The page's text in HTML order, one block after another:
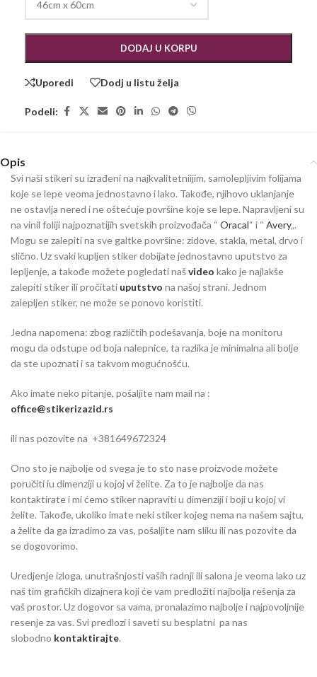
DODAJ U KORPU
Uporedi Dodj u listu želja
Podeli:
Opis
Svi naši stikeri su izrađeni na najkvalitetniijim, samolepljivim folijama
koje se lepe veoma jednostavno i lako. Takođe, njihovo uklanjanje
ne ostavlja nered i ne oštećuje površine koje se lepe. Napravljeni su
na vinil foliji najpoznatijih svetskih proizvođača “ Oracal“ i “ Avery„.
Mogu se zalepiti na sve galtke površine: zidove, stakla, metal, drvo i
slično. Uz svaki kupljen stiker dobijate jednostavno uputstvo za
lepljenje, a takođe možete pogledati našvideo kako je najlakše
zalepiti stiker ili pročitati uputstvo na našoj strani. Jednom
zalepljen stiker, ne može se ponovo koristiti.
Jedna napomena: zbog različtih podešavanja, boje na monitoru
mogu da odstupe od boja nalepnice, ta razlika je minimalna ali bolje
da ste upoznati i sa takvom mogućnošću.
Ako imate neko pitanje, pošaljite nam mail na :
office@stikerizazid.rs
ili nas pozovite na +381649672324
Ono sto je najbolje od svega je to sto nase proizvode možete
poručiti iu dimenziji u kojoj vi želite. Za to je najbolje da nas
kontaktirate i mi ćemo stiker napraviti u dimenziji i boji u kojoj vi
želite. Takođe, ukoliko imate neki stiker kojeg nema na našem sajtu,
a želite da ga izradimo za vas, pošaljite nam sliku ili nas pozovite da
se dogovorimo.
Uredjenje izloga, unutrašnjosti vaših radnji ili salona je veoma lako uz
naš tim grafičkih dizajnera koji će vam predložiti najbolja rešenja za
vaš prostor. Uz dogovor sa vama, pronalazimo najbolje i najpovoljnije
resenje za vas. Svi predlozi i saveti su besplatni pa nas
slobodno kontaktirajte.